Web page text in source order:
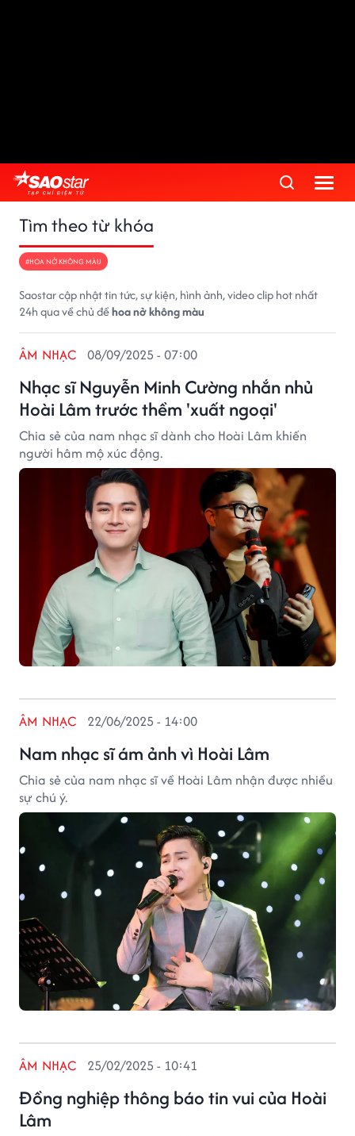
Tìm theo từ khóa
#HOA NỞ KHÔNG MÀU
Saostar cập nhật tin tức, sự kiện, hình ảnh, video clip hot nhất
24h qua về chủ đềhoa nở không màu
Nhạc sĩ Nguyễn Minh Cường nhắn nhủ
Hoài Lâm trước thềm 'xuất ngoại'
ÂM NHẠC 08/09/2025 - 07:00
Chia sẻ của nam nhạc sĩ dành cho Hoài Lâm khiến
người hâm mộ xúc động.
Nam nhạc sĩ ám ảnh vì Hoài Lâm
ÂM NHẠC 22/06/2025 - 14:00
Chia sẻ của nam nhạc sĩ về Hoài Lâm nhận được nhiều
sự chú ý.
Đồng nghiệp thông báo tin vui của Hoài
Lâm
ÂM NHẠC 25/02/2025 - 10:41